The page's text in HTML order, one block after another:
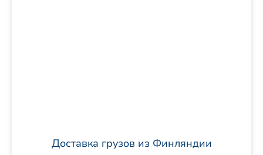
Доставка грузов из Финляндии